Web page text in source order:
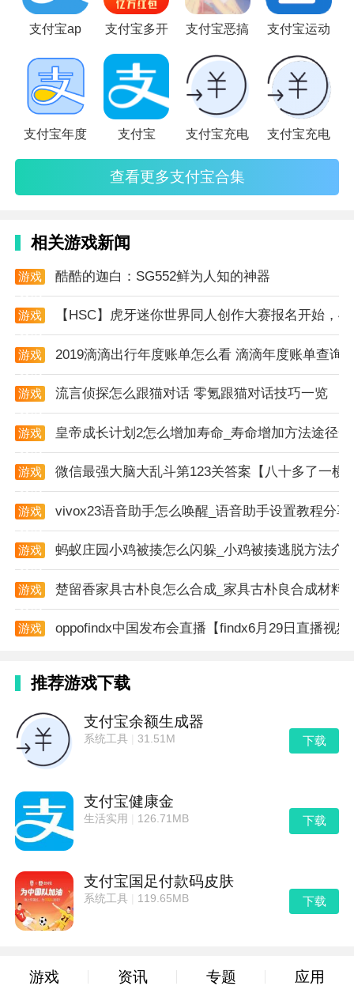
软件玩法
1. 注册登录：用户需先注册支付宝账号并完成实名认
证，方可使用各项功能。
2. 绑定银行卡：绑定个人银行卡，方便进行转账、支付
等操作。
3. 扫码支付：在支持支付宝支付的商家处，打开支付宝
扫描商家二维码即可完成支付。
1. 功能性测试：测试支付、转账、理财等各项功能是否
正常运作，确保无功能缺陷。
2. 安全性测试：验证支付流程中的安全验证机制是否有
效，确保用户资金安全。
3. 性能测试：模拟多用户同时使用的场景，测试软件的
响应速度和并发处理能力，确保在高负载下仍能保持稳
定运行。
支付宝ap 支付宝多开 支付宝恶搞 支付宝运动
支付宝年度 支付宝 支付宝充电 支付宝充电
查看更多支付宝合集
相关游戏新闻
游戏
酷酷的迦白：SG552鲜为人知的神器
游戏
【HSC】虎牙迷你世界同人创作大赛报名开始，4
游戏
2019滴滴出行年度账单怎么看 滴滴年度账单查询
游戏
流言侦探怎么跟猫对话 零氪跟猫对话技巧一览
游戏
皇帝成长计划2怎么增加寿命_寿命增加方法途径
游戏
微信最强大脑大乱斗第123关答案【八十多了一横
游戏
vivox23语音助手怎么唤醒_语音助手设置教程分享
游戏
蚂蚁庄园小鸡被揍怎么闪躲_小鸡被揍逃脱方法介
游戏
楚留香家具古朴良怎么合成_家具古朴良合成材料
游戏
oppofindx中国发布会直播【findx6月29日直播视频
推荐游戏下载
支付宝余额生成器
系统工具| 31.51M 下载
支付宝健康金
生活实用 126.71MB 下载
支付宝国足付款码皮肤
系统工具| 119.65MB 下载
游戏 资讯 专题 应用